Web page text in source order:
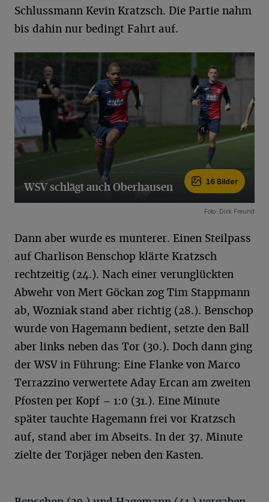
Schlussmann Kevin Kratzsch. Die Partie nahm
bis dahin nur bedingt Fahrt auf.
WSV schlägt auch Oberhausen 16 Bilder
Foto: Dirk Freund
Dann aber wurde es munterer. Einen Steilpass
auf Charlison Benschop klärte Kratzsch
rechtzeitig (24.). Nach einer verunglückten
Abwehr von Mert Göckan zog Tim Stappmann
ab, Wozniak stand aber richtig (28.). Benschop
wurde von Hagemann bedient, setzte den Ball
aber links neben das Tor (30.). Doch dann ging
der WSV in Führung: Eine Flanke von Marco
Terrazzino verwertete Aday Ercan am zweiten
Pfosten per Kopf – 1:0 (31.). Eine Minute
später tauchte Hagemann frei vor Kratzsch
auf, stand aber im Abseits. In der 37. Minute
zielte der Torjäger neben den Kasten.